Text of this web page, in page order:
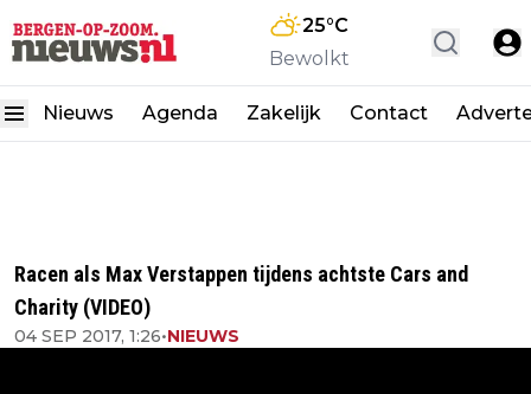
25°C
Bewolkt
Nieuws Agenda Zakelijk Contact
Racen als Max Verstappen tijdens achtste Cars and
Charity (VIDEO)
04 SEP 2017, 1:26•NIEUWS